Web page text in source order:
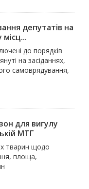
депутатів на
до порядків
на засіданнях,
самоврядування,
для вигулу
МТГ
тварин щодо
площа,